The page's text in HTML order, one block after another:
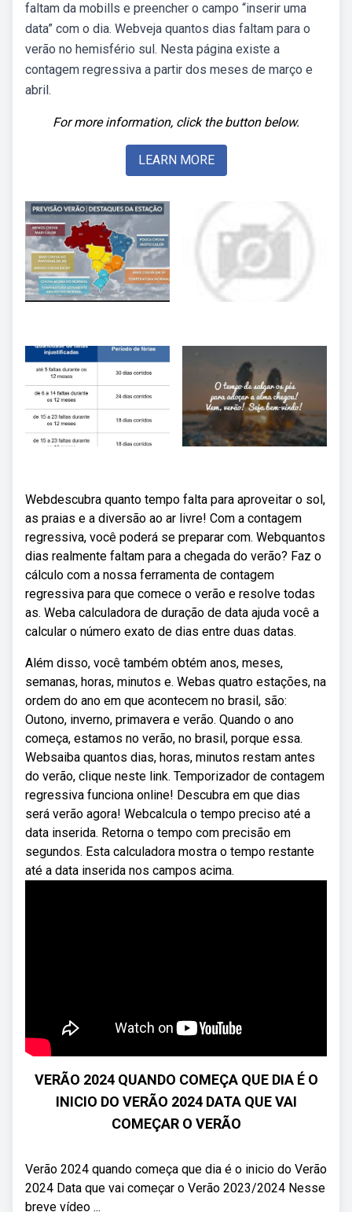
faltam da mobills e preencher o campo “inserir uma
data” com o dia. Webveja quantos dias faltam para o
verão no hemisfério sul. Nesta página existe a
contagem regressiva a partir dos meses de março e
abril.
For more information, click the button below.
LEARN MORE
Webdescubra quanto tempo falta para aproveitar o sol,
as praias e a diversão ao ar livre! Com a contagem
regressiva, você poderá se preparar com. Webquantos
dias realmente faltam para a chegada do verão? Faz o
cálculo com a nossa ferramenta de contagem
regressiva para que comece o verão e resolve todas
as. Weba calculadora de duração de data ajuda você a
calcular o número exato de dias entre duas datas.
Além disso, você também obtém anos, meses,
semanas, horas, minutos e. Webas quatro estações, na
ordem do ano em que acontecem no brasil, são:
Outono, inverno, primavera e verão. Quando o ano
começa, estamos no verão, no brasil, porque essa.
Websaiba quantos dias, horas, minutos restam antes
do verão, clique neste link. Temporizador de contagem
regressiva funciona online! Descubra em que dias
será verão agora! Webcalcula o tempo preciso até a
data inserida. Retorna o tempo com precisão em
segundos. Esta calculadora mostra o tempo restante
até a data inserida nos campos acima.
VERÃO 2024 QUANDO COMEÇA QUE DIA É O
INICIO DO VERÃO 2024 DATA QUE VAI
COMEÇAR O VERÃO
Verão 2024 quando começa que dia é o inicio do Verão
2024 Data que vai começar o Verão 2023/2024 Nesse
breve vídeo ...